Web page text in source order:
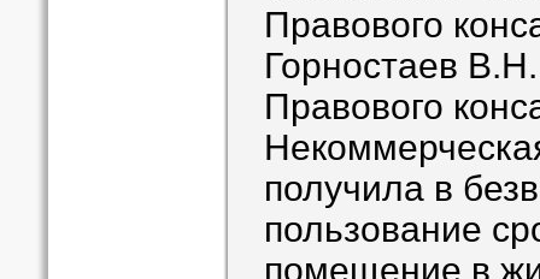
Правового
Горностаев
Правового
получила в
пользование
помещение в